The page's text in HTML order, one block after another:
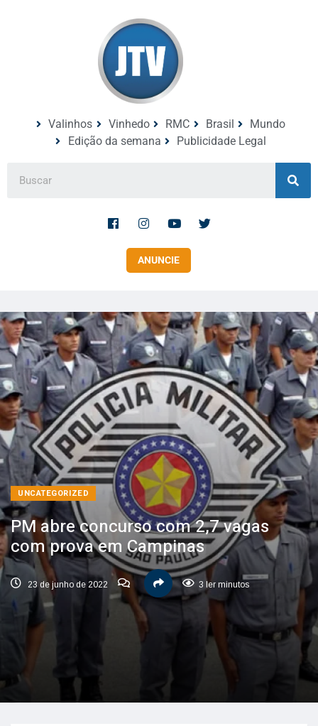
Valinhos Vinhedo RMC Brasil
Mundo
Edição da semana
Publicidade Legal
ANUNCIE
UNCATEGORIZED
PM abre concurso com 2,7 vagas
com prova em Campinas
23 de junho de 2022 3 ler minutos